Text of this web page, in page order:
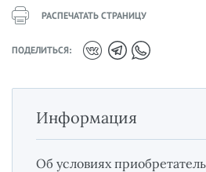
РАСПЕЧАТАТЬ СТРАНИЦУ
ПОДЕЛИТЬСЯ:
Информация
Об условиях